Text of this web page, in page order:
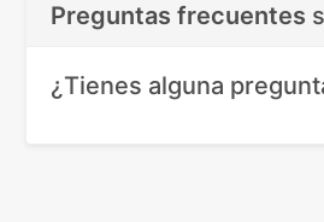
Preguntas frecuentes
¿Tienes alguna